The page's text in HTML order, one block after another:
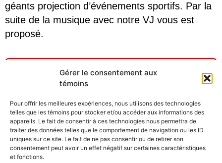
Gérer le consentement aux
témoins
Pour offrir les meilleures expériences, nous utilisons des technologies
telles que les témoins pour stocker et/ou accéder aux informations des
appareils. Le fait de consentir à ces technologies nous permettra de
traiter des données telles que le comportement de navigation ou les ID
uniques sur ce site. Le fait de ne pas consentir ou de retirer son
consentement peut avoir un effet négatif sur certaines caractéristiques
et fonctions.
géants projection d’événements sportifs. Par la
suite de la musique avec notre VJ vous est
proposé.
Réservez nous pour votre soirée
Communiquez avec Animations Devincie
dès maintenant!
Demande de soumission